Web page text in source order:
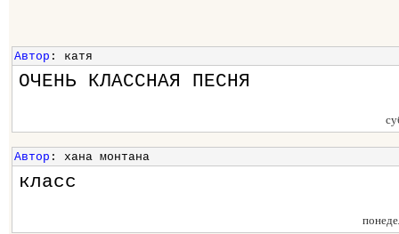
Автор : катя
ОЧЕНЬ КЛАССНАЯ ПЕСНЯ
Автор : хана монтана
класс